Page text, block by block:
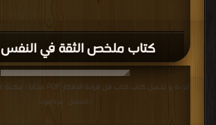
كتاب ملخص الثقة في النفس PDF
قراءة و تحميل كتاب كتاب فن قراءة الافكار PDF مجانا | مكتبة >
| التحميل : مرة/مرات